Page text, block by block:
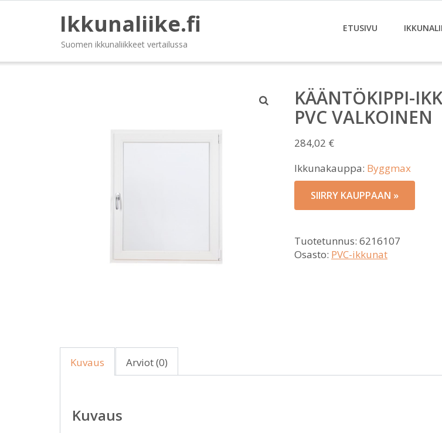
Ikkunaliike.fi
Suomen ikkunaliikkeet vertailussa
ETUSIVU
KÄÄNTÖKIPPI-
PVC VALKOINEN
284,02 €
Ikkunakauppa: Byggmax
SIIRRY KAUPPAAN »
Tuotetunnus: 6216107
Osasto: PVC-ikkunat
Kuvaus Arviot (0)
Kuvaus